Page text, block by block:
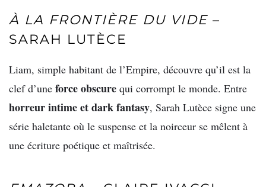
À LA FRONTIÈRE DU VIDE –
SARAH LUTÈCE
Liam, simple habitant de l’Empire, découvre qu’il est la
clef d’une force obscure qui corrompt le monde. Entre
horreur intime et dark fantasy, Sarah Lutèce signe une
série haletante où le suspense et la noirceur se mêlent à
une écriture poétique et maîtrisée.